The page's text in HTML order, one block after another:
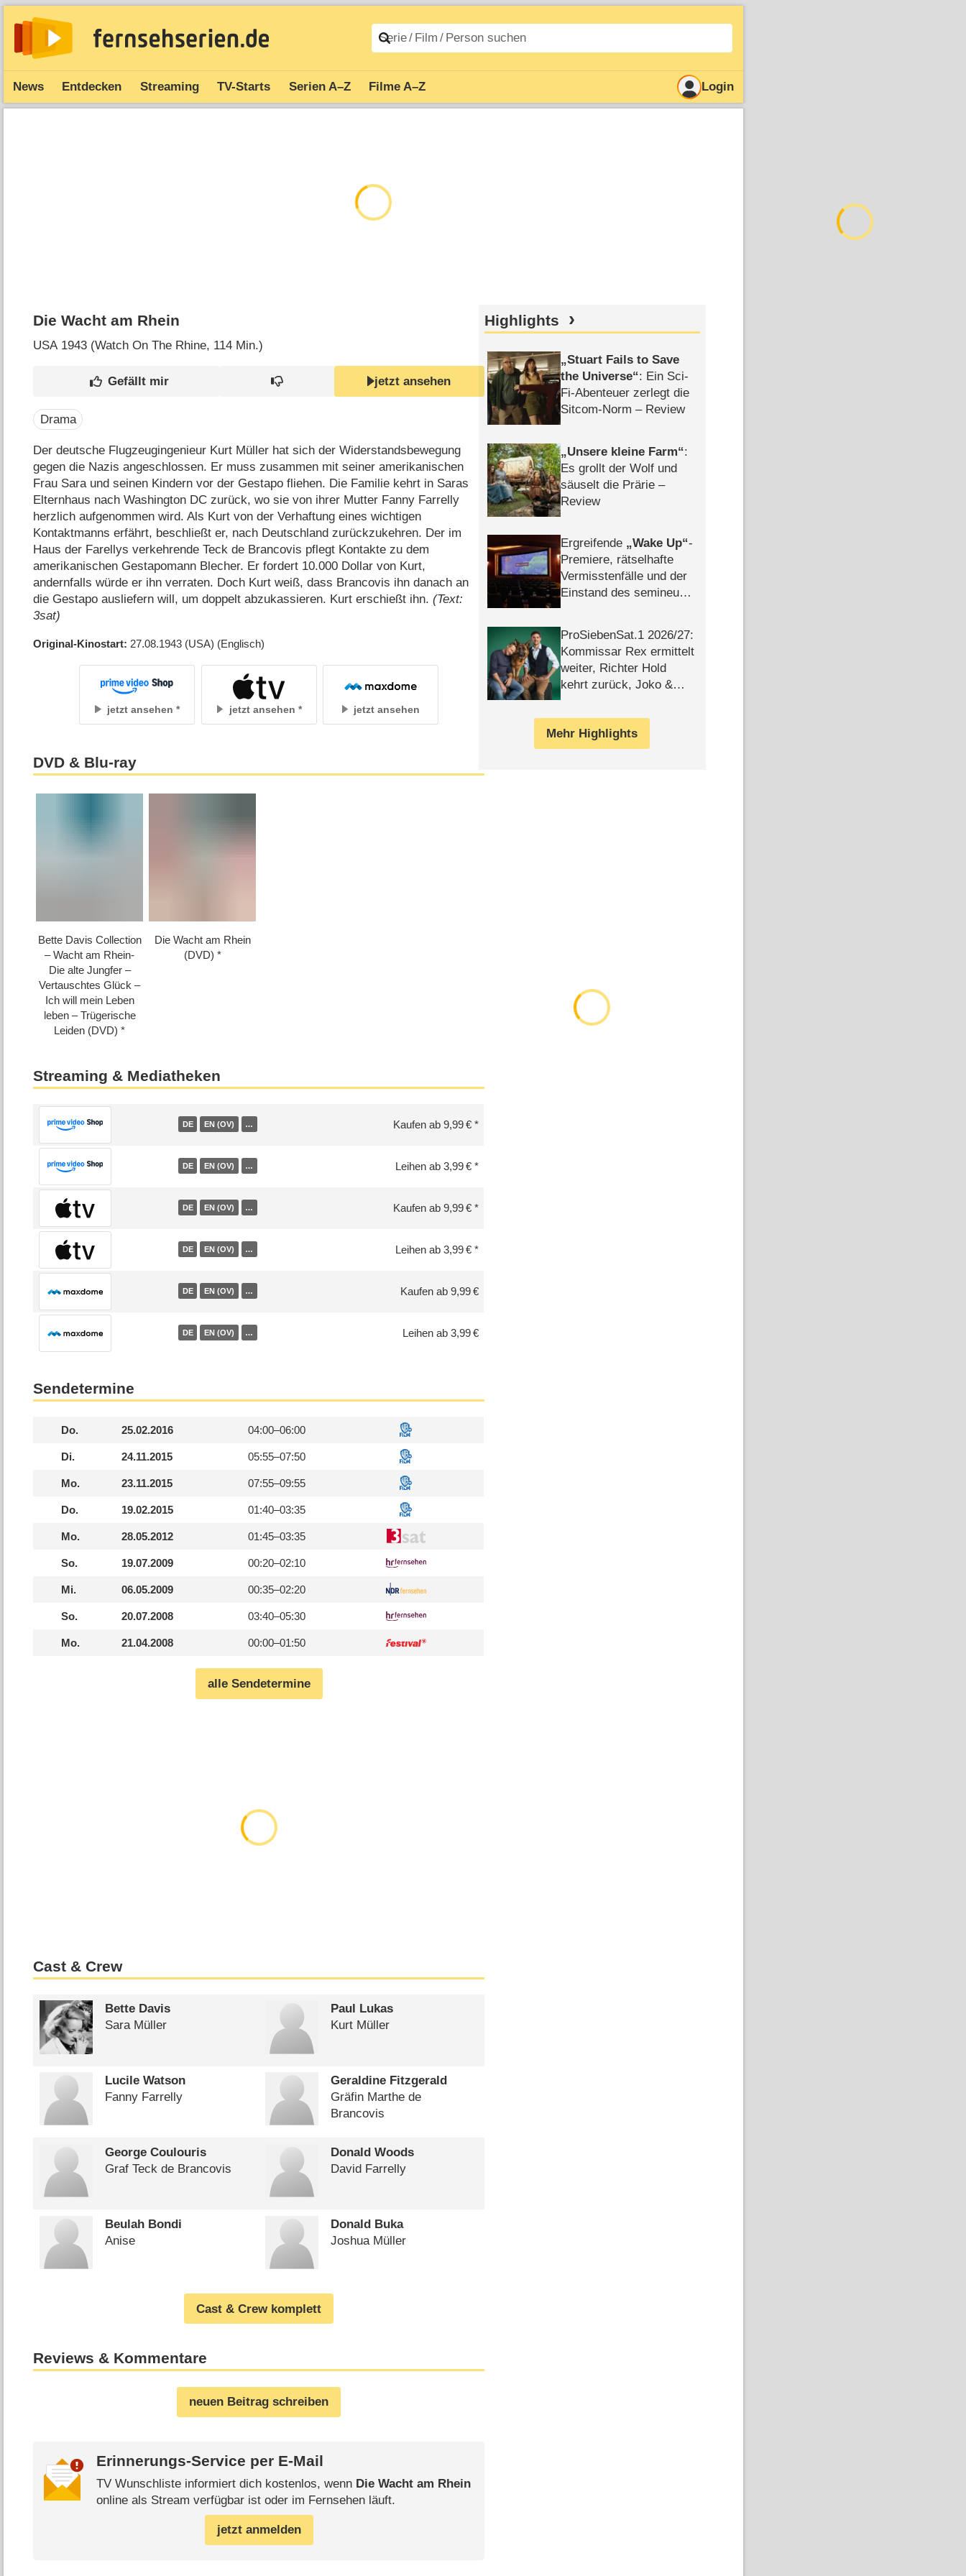
News Entdecken Streaming TV-Starts Serien A–Z Filme A–Z Login
Die Wacht am Rhein
USA1943 (Watch On The Rhine‎, 114 Min.)
jetzt ansehen
Drama
Der deutsche Flugzeugingenieur Kurt Müller hat sich der Widerstandsbewegung
gegen die Nazis angeschlossen. Er muss zusammen mit seiner amerikanischen
Frau Sara und seinen Kindern vor der Gestapo fliehen. Die Familie kehrt in Saras
Elternhaus nach Washington DC zurück, wo sie von ihrer Mutter Fanny Farrelly
herzlich aufgenommen wird. Als Kurt von der Verhaftung eines wichtigen
Kontaktmanns erfährt, beschließt er, nach Deutschland zurückzukehren. Der im
Haus der Farellys verkehrende Teck de Brancovis pflegt Kontakte zu dem
amerikanischen Gestapomann Blecher. Er fordert 10.000 Dollar von Kurt,
andernfalls würde er ihn verraten. Doch Kurt weiß, dass Brancovis ihn danach an
die Gestapo ausliefern will, um doppelt abzukassieren. Kurt erschießt ihn.(Text:
3sat)
Original-Kinostart 27.08.1943 (USA) (Englisch)
jetzt ansehen jetzt ansehen jetzt ansehen
DVD & Blu-ray
Bette Davis Collection
– Wacht am Rhein-
Die alte Jungfer –
Vertauschtes Glück –
Ich will mein Leben
leben – Trügerische
Leiden (DVD)
Die Wacht am Rhein
(DVD)
Streaming & Mediatheken
DE EN (OV) … Kaufen ab 9,99 €
DE EN (OV) … Leihen ab 3,99 €
DE EN (OV) … Kaufen ab 9,99 €
DE EN (OV) … Leihen ab 3,99 €
DE EN (OV) … Kaufen ab 9,99 €
DE EN (OV) … Leihen ab 3,99 €
Sendetermine
Do. 25.02.2016 04:00–06:00
Di. 24.11.2015 05:55–07:50
Mo. 23.11.2015 07:55–09:55
Do. 19.02.2015 01:40–03:35
Mo. 28.05.2012 01:45–03:35
So. 19.07.2009 00:20–02:10
Mi. 06.05.2009 00:35–02:20
So. 20.07.2008 03:40–05:30
Mo. 21.04.2008 00:00–01:50
alle Sendetermine
Cast & Crew
Bette Davis
Sara Müller
Paul Lukas
Kurt Müller
Lucile Watson
Fanny Farrelly
Geraldine Fitzgerald
Gräfin Marthe de
Brancovis
George Coulouris
Graf Teck de Brancovis
Donald Woods
David Farrelly
Beulah Bondi
Anise
Donald Buka
Joshua Müller
Cast & Crew komplett
Reviews & Kommentare
neuen Beitrag schreiben
Erinnerungs-Service per E-Mail
TV Wunschliste informiert dich kostenlos, wenn Die Wacht am Rhein
online als Stream verfügbar ist oder im Fernsehen läuft.
jetzt anmelden
Highlights
Stuart Fails to Save
the Universe : Ein Sci-
Fi-Abenteuer zerlegt die
Sitcom-Norm – Review
Unsere kleine Farm :
Es grollt der Wolf und
säuselt die Prärie –
Review
Ergreifende Wake Up -
Premiere, rätselhafte
Vermisstenfälle und der
Einstand des semineuen
ProSiebenSat.1 2026/​27:
Kommissar Rex ermittelt
weiter, Richter Hold
kehrt zurück, Joko &
Mehr Highlights